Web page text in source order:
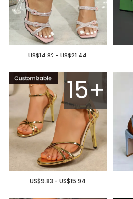
US$14.82 - US$21.44
15+
US$9.83 - US$15.94